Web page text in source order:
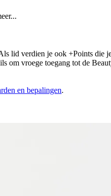
lid verdien je ook +Points die
om vroege toegang tot de
en bepalingen.